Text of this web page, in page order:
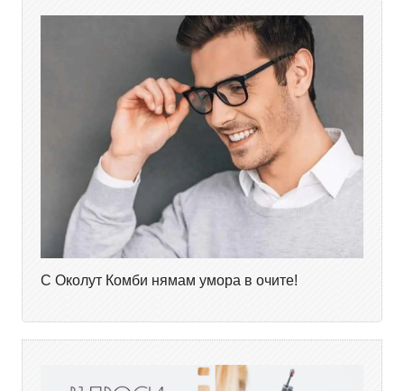
С Околут Комби нямам умора в очите!